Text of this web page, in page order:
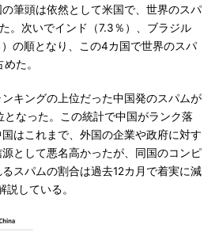
筆頭は依然として米国で、世界のスパ
。次いでインド（7.3％）、ブラジル
）の順となり、この4カ国で世界のスパ
た。
キングの上位だった中国発のスパムが
となった。この統計で中国がランク落
はこれまで、外国の企業や政府に対す
として悪名高かったが、同国のコンピ
スパムの割合は過去12カ月で着実に減
説している。